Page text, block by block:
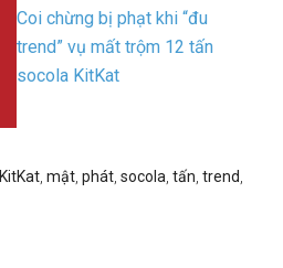
Coi chừng bị phạt khi “đu
trend” vụ mất trộm 12 tấn
socola KitKat
KitKat ,mật ,phát ,socola ,tấn ,trend